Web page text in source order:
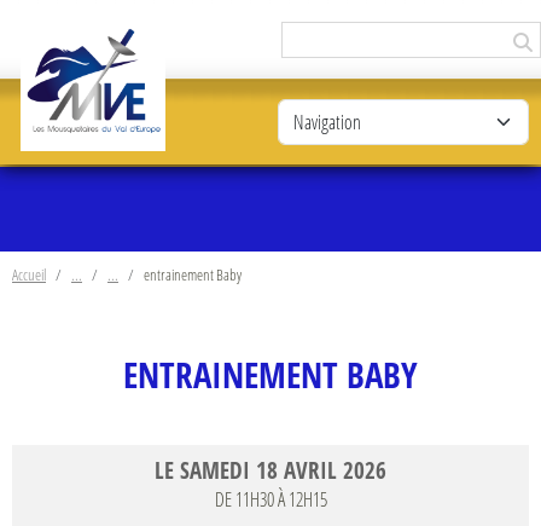
Accueil entrainement Baby
ENTRAINEMENT BABY
LESAMEDI 18 AVRIL2026
DE 11H30 À 12H15